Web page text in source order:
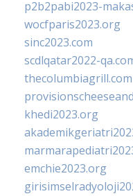
p2b2pabi2023-
wocfparis2023.org
sinc2023.com
scdlqatar2022-
thecolumbiagrill.com
khedi2023.org
emchie2023.org